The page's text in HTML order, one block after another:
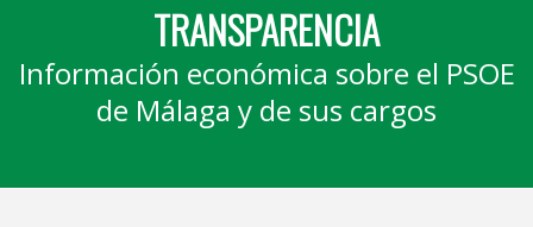
TRANSPARENCIA
Información económica sobre el PSOE
de Málaga y de sus cargos